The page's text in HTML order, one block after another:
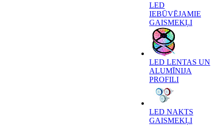
LED
IEBŪVĒJAMIE
GAISMEKĻI
LED LENTAS UN
ALUMĪNIJA
PROFILI
LED NAKTS
GAISMEKĻI